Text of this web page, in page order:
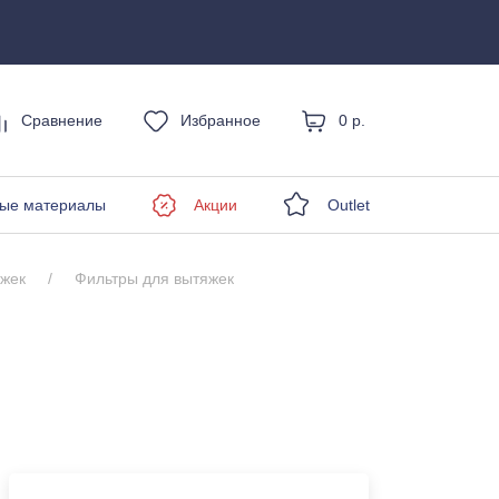
Сравнение Избранное 0 р.
материалы Акции Outlet
Фильтры для вытяжек